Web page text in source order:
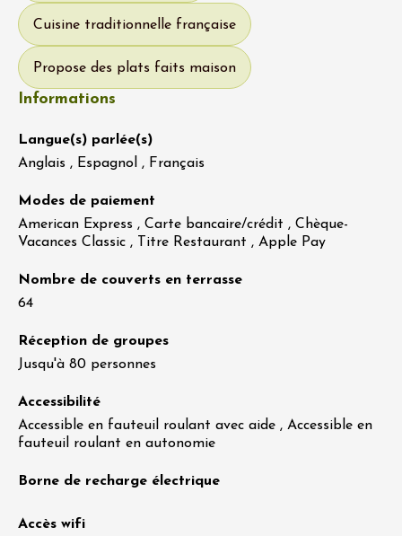
Cuisine traditionnelle française
Propose des plats faits maison
Informations
Langue(s) parlée(s)
Anglais , Espagnol , Français
Modes de paiement
American Express , Carte bancaire/crédit , Chèque-
Vacances Classic , Titre Restaurant , Apple Pay
Nombre de couverts en terrasse
64
Réception de groupes
Jusqu'à 80 personnes
Accessibilité
Accessible en fauteuil roulant avec aide , Accessible en
fauteuil roulant en autonomie
Borne de recharge électrique
Accès wifi